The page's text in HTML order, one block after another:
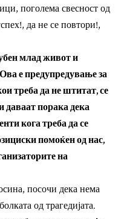
поголема свесност од
да не се повтори!,
млад живот и
е предупредување за
треба да не штитат, се
даваат порака дека
кога треба да се
помоќен од нас,
на
посочи дека нема
од трагедијата.